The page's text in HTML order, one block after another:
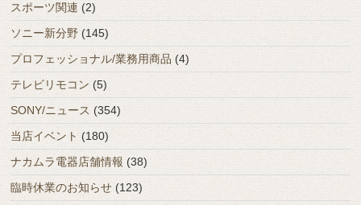
スポーツ関連 (2)
ソニー新分野 (145)
プロフェッショナル/業務用商品 (4)
テレビリモコン (5)
SONY/ニュース (354)
当店イベント (180)
ナカムラ電器店舗情報 (38)
臨時休業のお知らせ (123)